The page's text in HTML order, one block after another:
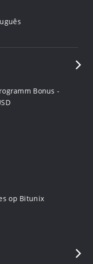
Bonus -
op Bitunix